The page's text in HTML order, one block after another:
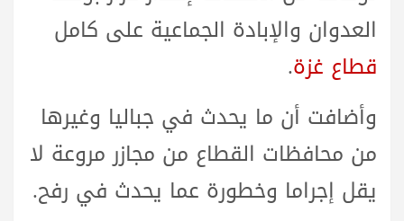
العدوان والإبادة الجماعية على كامل
قطاع غزة.
وأضافت أن ما يحدث في جباليا وغيرها
من محافظات القطاع من مجازر مروعة لا
يقل إجراما وخطورة عما يحدث في رفح.